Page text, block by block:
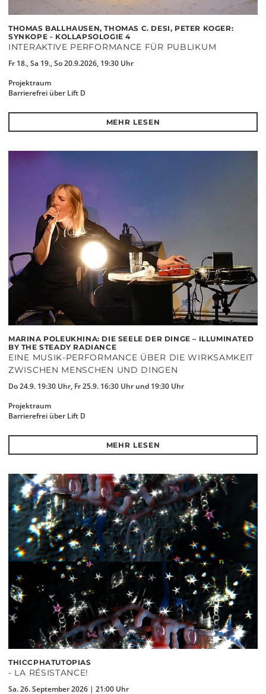
THOMAS BALLHAUSEN, THOMAS C. DESI, PETER KOGER:
SYNKOPE - KOLLAPSOLOGIE 4
INTERAKTIVE PERFORMANCE FÜR PUBLIKUM
Fr 18., Sa 19., So 20.9.2026, 19:30 Uhr
Projektraum
Barrierefrei über Lift D
MEHR LESEN
MARINA POLEUKHINA: DIE SEELE DER DINGE – ILLUMINATED
BY THE STEADY RADIANCE
EINE MUSIK-PERFORMANCE ÜBER DIE WIRKSAMKEIT
ZWISCHEN MENSCHEN UND DINGEN
Do 24.9. 19:30 Uhr, Fr 25.9. 16:30 Uhr und 19:30 Uhr
Projektraum
Barrierefrei über Lift D
MEHR LESEN
THICCPHATUTOPIAS
- LA RÉSISTANCE!
Sa. 26. September 2026 | 21:00 Uhr